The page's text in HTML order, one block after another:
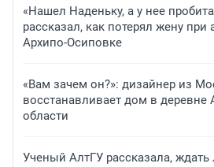
«Нашел Наденьку, а у нее
рассказал, как потерял жену
Архипо-Осиповке
«Вам зачем он?»: дизайнер из
восстанавливает дом в деревне
области
Ученый АлтГУ рассказала,